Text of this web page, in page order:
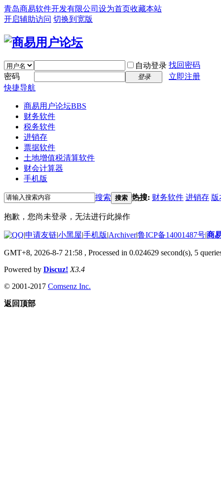
青岛商易软件开发有限公司 设为首页收藏本站
开启辅助访问 切换到宽版
自动登录 找回密码
密码
登录
立即注册
快捷导航
商易用户论坛BBS
财务软件
税务软件
进销存
票据软件
土地增值税清算软件
财会计算器
手机版
搜索 搜索 热搜: 财务软件 进销存 版
抱歉，您尚未登录，无法进行此操作
|申请友链|小黑屋|手机版|Archiver|鲁ICP备14001487号|商
GMT+8, 2026-8-7 21:58 , Processed in 0.024629 second(s), 5
Powered by Discuz! X3.4
© 2001-2017 Comsenz Inc.
返回顶部